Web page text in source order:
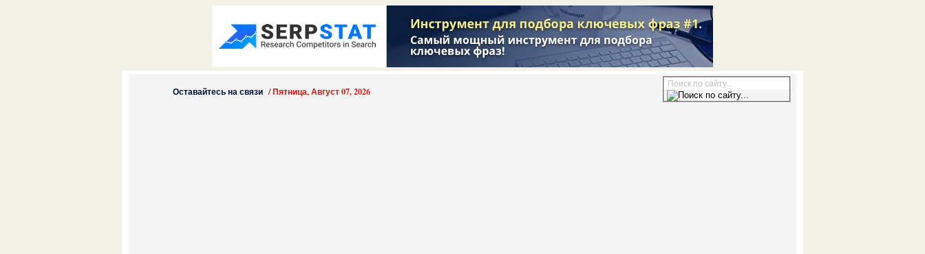
Оставайтесь на связи /Пятница, Август 07, 2026